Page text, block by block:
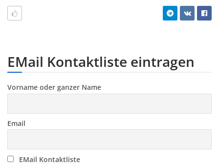
EMail Kontaktliste eintragen
Vorname oder ganzer Name
Email
EMail Kontaktliste